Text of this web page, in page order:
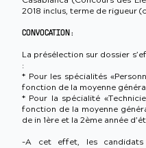
2018 inclus, terme de rigueur
CONVOCATION :
La présélection sur dossier
:
* Pour les spécialités
fonction de la moyenne
* Pour la spécialité
fonction de la moyenne
de in 1ère et la 2ème année
-A cet effet, les